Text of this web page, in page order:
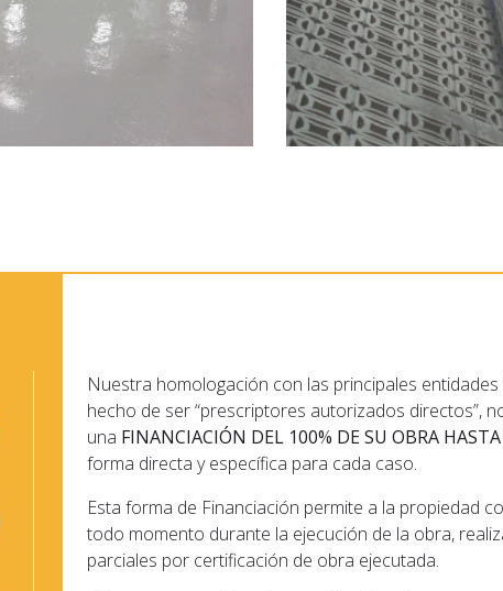
Nuestra homologación con las principales entidades
hecho de ser “prescriptores autorizados directos”,
una FINANCIACIÓN DEL 100% DE SU OBRA
forma directa y específica para cada caso.
Esta forma de Financiación permite a la propiedad
todo momento durante la ejecución de la obra,
parciales por certificación de obra ejecutada.